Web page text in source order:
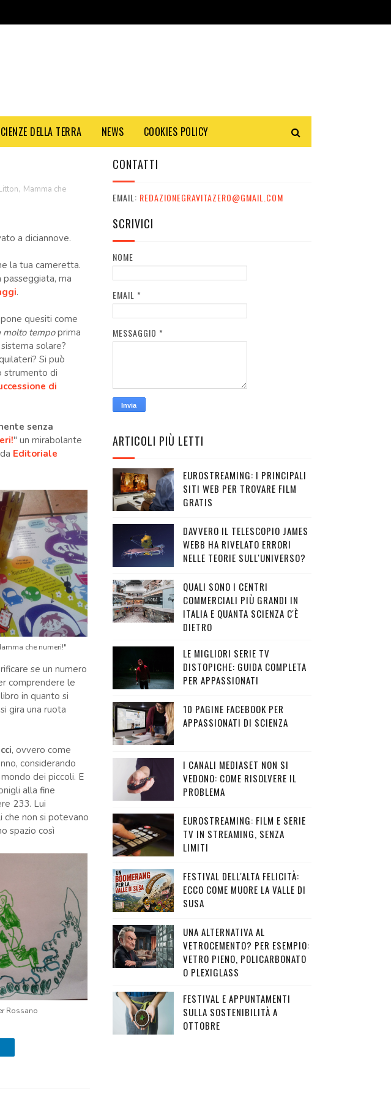
DELLA TERRA NEWS COOKIES POLICY
, Mamma che
a diciannove.
la tua cameretta.
passeggiata, ma
.
quesiti come
molto tempoprima
solare?
Si può
strumento di
di
senza
" un mirabolante
Editoriale
che numeri!"
se un numero
comprendere le
in quanto si
si gira una ruota
, ovvero come
considerando
dei piccoli. E
alla fine
233. Lui
non si potevano
spazio così
Rossano
CONTATTI
EMAIL: REDAZIONEGRAVITAZERO@GMAIL.COM
SCRIVICI
NOME
EMAIL *
MESSAGGIO *
ARTICOLI PIÙ LETTI
EUROSTREAMING: I PRINCIPALI
SITI WEB PER TROVARE FILM
GRATIS
DAVVERO IL TELESCOPIO JAMES
WEBB HA RIVELATO ERRORI
NELLE TEORIE SULL'UNIVERSO?
QUALI SONO I CENTRI
COMMERCIALI PIÙ GRANDI IN
ITALIA E QUANTA SCIENZA C'È
DIETRO
LE MIGLIORI SERIE TV
DISTOPICHE: GUIDA COMPLETA
PER APPASSIONATI
10 PAGINE FACEBOOK PER
APPASSIONATI DI SCIENZA
I CANALI MEDIASET NON SI
VEDONO: COME RISOLVERE IL
PROBLEMA
EUROSTREAMING: FILM E SERIE
TV IN STREAMING, SENZA
LIMITI
FESTIVAL DELL'ALTA FELICITÀ:
ECCO COME MUORE LA VALLE DI
SUSA
UNA ALTERNATIVA AL
VETROCEMENTO? PER ESEMPIO:
VETRO PIENO, POLICARBONATO
O PLEXIGLASS
FESTIVAL E APPUNTAMENTI
SULLA SOSTENIBILITÀ A
OTTOBRE